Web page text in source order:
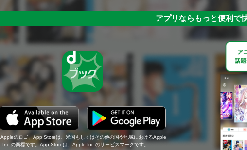
アプリならもっと便利で
Appleのロゴ、App Storeは、米国もしくはその他の国や地域におけるApple
Inc.の商標です。App Storeは、Apple Inc.のサービスマークです。